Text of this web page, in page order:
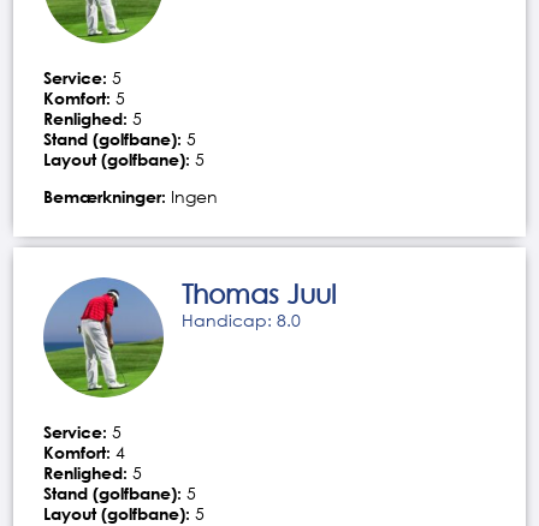
Service: 5
Komfort: 5
Renlighed: 5
Stand (golfbane): 5
Layout (golfbane): 5
Bemærkninger: Ingen
Thomas Juul
Handicap: 8.0
Service: 5
Komfort: 4
Renlighed: 5
Stand (golfbane): 5
Layout (golfbane): 5